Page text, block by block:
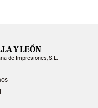
de Impresiones, S.L.